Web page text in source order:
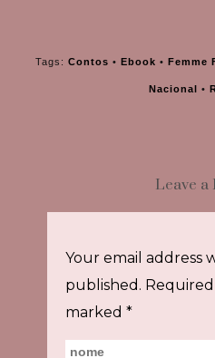
Tags: Contos • Ebook • Femme
Nacional •
Leave a
Your email address
published.
marked *